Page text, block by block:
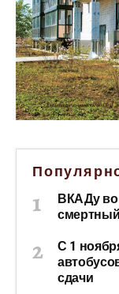
ВКАДу во
С 1
сдачи